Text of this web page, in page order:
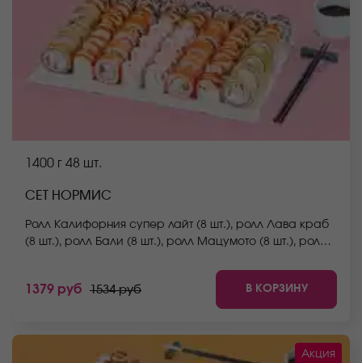
1400 г 48 шт.
СЕТ НОРМИС
Ролл Калифорния супер лайт (8 шт.), ролл Лава краб
(8 шт.), ролл Бали (8 шт.), ролл Мацумото (8 шт.), ролл
забудьте заказать имбирь, васаби и соевый соус.
Они не входят в стоимость заказа. *Внешний вид
блюда может отличаться от фото на сайте.
1379 руб 1534 руб В КОРЗИНУ
Акция